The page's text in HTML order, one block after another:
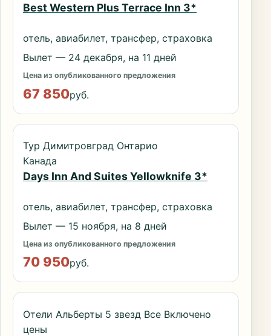
Best Western Plus Terrace Inn 3*
отель, авиабилет, трансфер, страховка
Вылет — 24 декабря, на 11 дней
Цена из опубликованного предложения
67 850руб.
Тур Димитровград Онтарио
Канада
Days Inn And Suites Yellowknife 3*
отель, авиабилет, трансфер, страховка
Вылет — 15 ноября, на 8 дней
Цена из опубликованного предложения
70 950руб.
Отели Альберты 5 звезд Все Включено
цены